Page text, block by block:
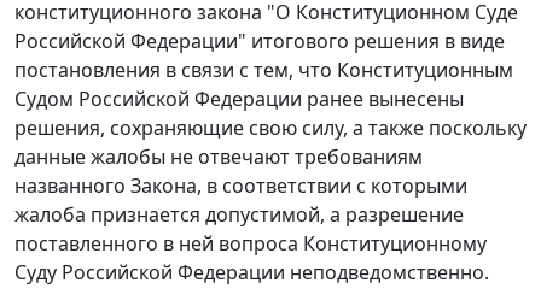
конституционного закона "О Конституционном Суде
Российской Федерации" итогового решения в виде
постановления в связи с тем, что Конституционным
Судом Российской Федерации ранее вынесены
решения, сохраняющие свою силу, а также поскольку
данные жалобы не отвечают требованиям
названного Закона, в соответствии с которыми
жалоба признается допустимой, а разрешение
поставленного в ней вопроса Конституционному
Суду Российской Федерации неподведомственно.